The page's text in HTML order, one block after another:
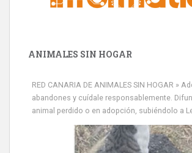
ANIMALES SIN HOGAR
RED CANARIA DE ANIMALES SIN HOGAR »
abandones y cuídale responsablemente.
animal perdido o en adopción, subiéndolo a